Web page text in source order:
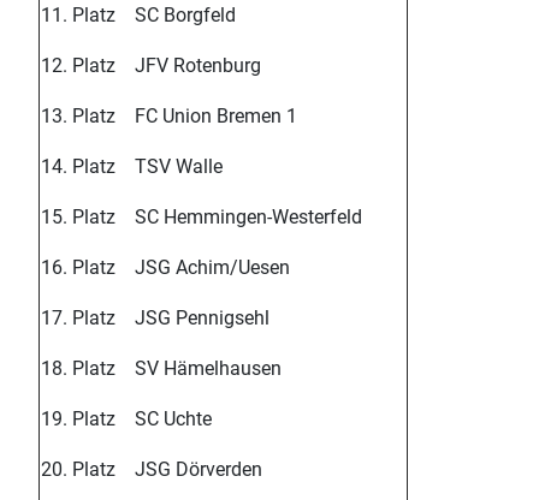
11. Platz SC Borgfeld
12. Platz JFV Rotenburg
13. Platz FC Union Bremen 1
14. Platz TSV Walle
15. Platz SC Hemmingen-Westerfeld
16. Platz JSG Achim/Uesen
17. Platz JSG Pennigsehl
18. Platz SV Hämelhausen
19. Platz SC Uchte
20. Platz JSG Dörverden